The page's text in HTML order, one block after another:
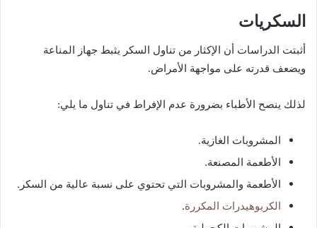
السكريات
أثبتت الدراسات أن الإكثار من تناول السكر يثبط جهاز المناعة
ويضعف قدرته على مواجهة الأمراض.
لذلك ينصح الأطباء بضرورة عدم الإفراط في تناول ما يلي:
المشروبات الغازية.
الأطعمة المصنعة.
الأطعمة والمشروبات التي تحتوي على نسبة عالية من السكر.
الكربوهيدرات المكررة.